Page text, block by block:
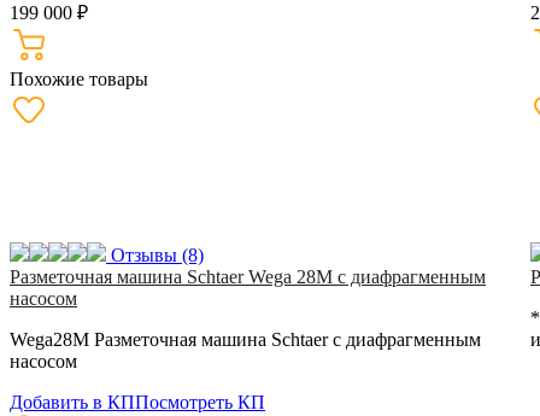
199 000 ₽
Похожие товары
Отзывы (8)
Разметочная машина Schtaer Wega 28M с диафрагменным
насосом
Wega28M Разметочная машина Schtaer с диафрагменным
насосом
Добавить в КППосмотреть КП